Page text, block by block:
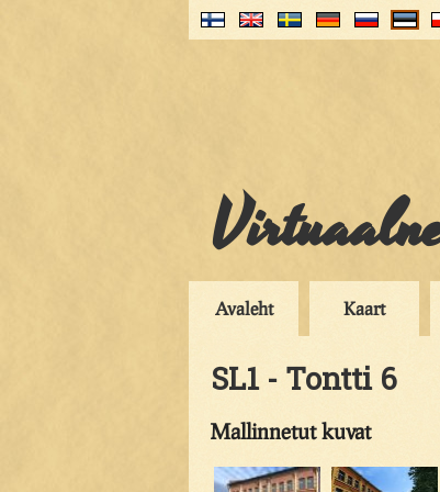
Avaleht Kaart
SL1 - Tontti 6
Mallinnetut kuvat